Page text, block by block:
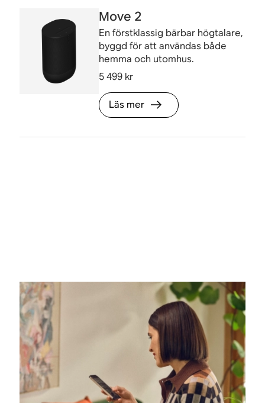
Move 2
En förstklassig bärbar högtalare,
byggd för att användas både
hemma och utomhus.
5 499 kr
Läs mer